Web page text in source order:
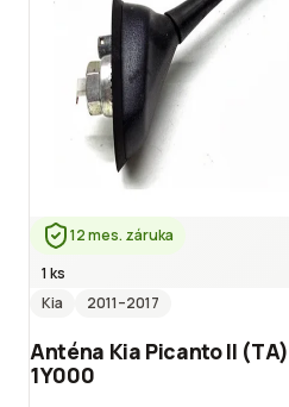
12 mes. záruka
1 ks
Kia
2011–2017
Anténa Kia Picanto II
1Y000